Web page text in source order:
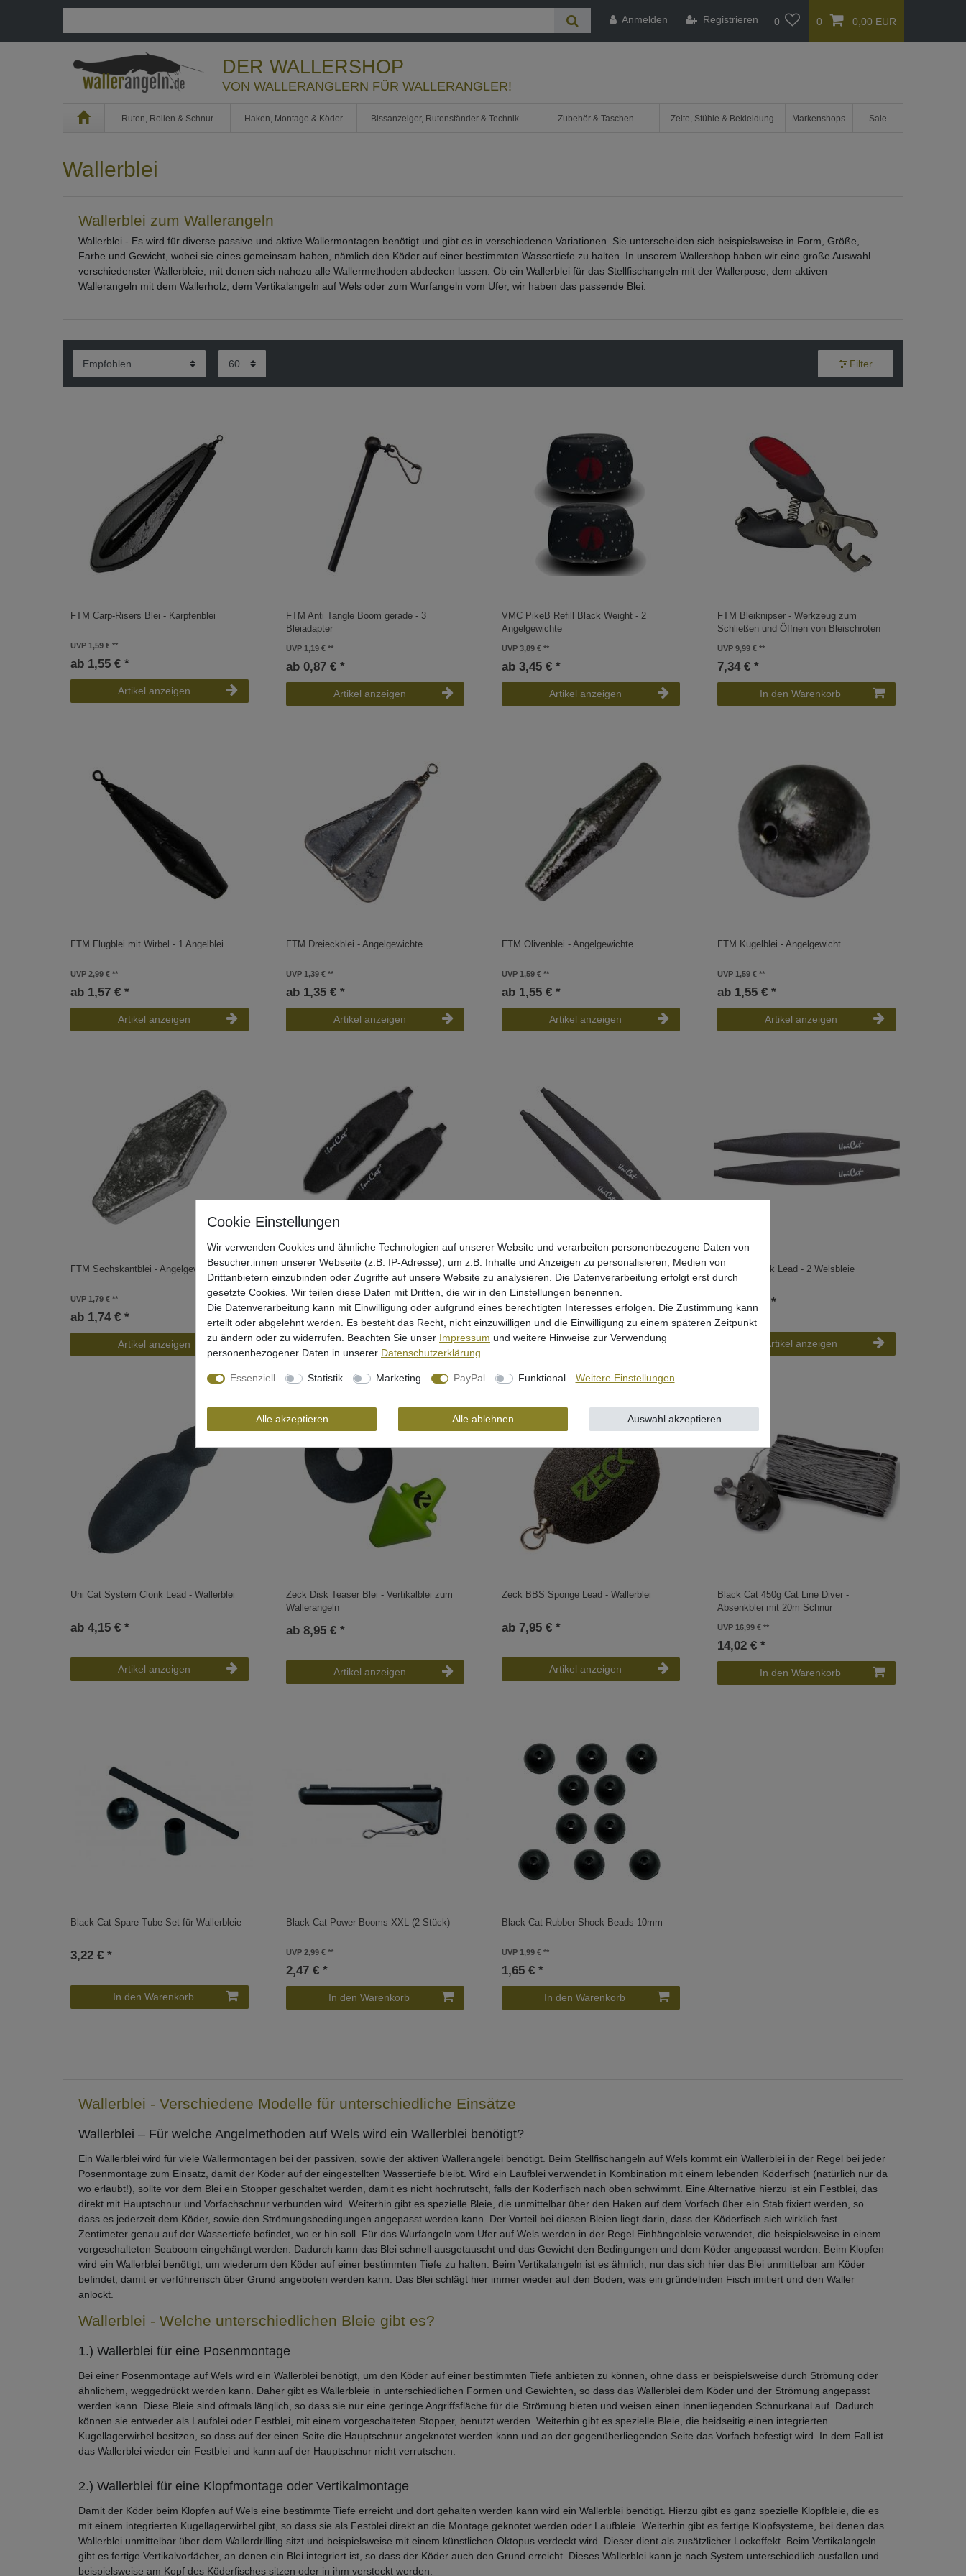
Anmelden Registrieren 0 0 0,00 EUR
DER WALLERSHOP
VON WALLERANGLERN FÜR WALLERANGLER!
Home Ruten, Rollen & Schnur Haken, Montage & Köder Bissanzeiger, Rutenständer & Technik Zubehör & Taschen Zelte, Stühle & Bekleidung Markenshops Sale
Wallerblei
Wallerblei zum Wallerangeln
Wallerblei - Es wird für diverse passive und aktive Wallermontagen benötigt und gibt es in verschiedenen Variationen. Sie unterscheiden sich beispielsweise in Form, Größe,
Farbe und Gewicht, wobei sie eines gemeinsam haben, nämlich den Köder auf einer bestimmten Wassertiefe zu halten. In unserem Wallershop haben wir eine große Auswahl
verschiedenster Wallerbleie, mit denen sich nahezu alle Wallermethoden abdecken lassen. Ob ein Wallerblei für das Stellfischangeln mit der Wallerpose, dem aktiven
Wallerangeln mit dem Wallerholz, dem Vertikalangeln auf Wels oder zum Wurfangeln vom Ufer, wir haben das passende Blei.
Filter
FTM Carp-Risers Blei - Karpfenblei
UVP 1,59 €
ab 1,55 € *
Artikel anzeigen
FTM Anti Tangle Boom gerade - 3
Bleiadapter
UVP 1,19 €
ab 0,87 € *
Artikel anzeigen
VMC PikeB Refill Black Weight - 2
Angelgewichte
UVP 3,89 €
ab 3,45 € *
Artikel anzeigen
FTM Bleiknipser - Werkzeug zum
Schließen und Öffnen von Bleischroten
UVP 9,99 €
7,34 € *
In den Warenkorb
FTM Flugblei mit Wirbel - 1 Angelblei
UVP 2,99 €
ab 1,57 € *
Artikel anzeigen
FTM Dreieckblei - Angelgewichte
UVP 1,39 €
ab 1,35 € *
Artikel anzeigen
FTM Olivenblei - Angelgewichte
UVP 1,59 €
ab 1,55 € *
Artikel anzeigen
FTM Kugelblei - Angelgewicht
UVP 1,59 €
ab 1,55 € *
Artikel anzeigen
FTM Sechskantblei - Angelgewicht
UVP 1,79 €
ab 1,74 € *
Artikel anzeigen
Uni Cat Rattle Clonk Olive - 2 Welsbleie
ab 3,75 € *
Artikel anzeigen
Uni Cat Rattle Clonk Lead - 2 Wallerbleie
ab 5,36 € *
Artikel anzeigen
Uni Cat Clonk Lead - 2 Welsbleie
ab 5,09 € *
Artikel anzeigen
Uni Cat System Clonk Lead - Wallerblei
ab 4,15 € *
Artikel anzeigen
Zeck Disk Teaser Blei - Vertikalblei zum
Wallerangeln
ab 8,95 € *
Artikel anzeigen
Zeck BBS Sponge Lead - Wallerblei
ab 7,95 € *
Artikel anzeigen
Black Cat 450g Cat Line Diver -
Absenkblei mit 20m Schnur
UVP 16,99 €
14,02 € *
In den Warenkorb
Black Cat Spare Tube Set für Wallerbleie
3,22 € *
In den Warenkorb
Black Cat Power Booms XXL (2 Stück)
UVP 2,99 €
2,47 € *
In den Warenkorb
Black Cat Rubber Shock Beads 10mm
UVP 1,99 €
1,65 € *
In den Warenkorb
Wallerblei - Verschiedene Modelle für unterschiedliche Einsätze
Wallerblei – Für welche Angelmethoden auf Wels wird ein Wallerblei benötigt?
Ein Wallerblei wird für viele Wallermontagen bei der passiven, sowie der aktiven Wallerangelei benötigt. Beim Stellfischangeln auf Wels kommt ein Wallerblei in der Regel bei jeder
Posenmontage zum Einsatz, damit der Köder auf der eingestellten Wassertiefe bleibt. Wird ein Laufblei verwendet in Kombination mit einem lebenden Köderfisch (natürlich nur da
wo erlaubt!), sollte vor dem Blei ein Stopper geschaltet werden, damit es nicht hochrutscht, falls der Köderfisch nach oben schwimmt. Eine Alternative hierzu ist ein Festblei, das
direkt mit Hauptschnur und Vorfachschnur verbunden wird. Weiterhin gibt es spezielle Bleie, die unmittelbar über den Haken auf dem Vorfach über ein Stab fixiert werden, so
dass es jederzeit dem Köder, sowie den Strömungsbedingungen angepasst werden kann. Der Vorteil bei diesen Bleien liegt darin, dass der Köderfisch sich wirklich fast
Zentimeter genau auf der Wassertiefe befindet, wo er hin soll. Für das Wurfangeln vom Ufer auf Wels werden in der Regel Einhängebleie verwendet, die beispielsweise in einem
vorgeschalteten Seaboom eingehängt werden. Dadurch kann das Blei schnell ausgetauscht und das Gewicht den Bedingungen und dem Köder angepasst werden. Beim Klopfen
wird ein Wallerblei benötigt, um wiederum den Köder auf einer bestimmten Tiefe zu halten. Beim Vertikalangeln ist es ähnlich, nur das sich hier das Blei unmittelbar am Köder
befindet, damit er verführerisch über Grund angeboten werden kann. Das Blei schlägt hier immer wieder auf den Boden, was ein gründelnden Fisch imitiert und den Waller
anlockt.
Wallerblei - Welche unterschiedlichen Bleie gibt es?
1.) Wallerblei für eine Posenmontage
Bei einer Posenmontage auf Wels wird ein Wallerblei benötigt, um den Köder auf einer bestimmten Tiefe anbieten zu können, ohne dass er beispielsweise durch Strömung oder
ähnlichem, weggedrückt werden kann. Daher gibt es Wallerbleie in unterschiedlichen Formen und Gewichten, so dass das Wallerblei dem Köder und der Strömung angepasst
werden kann. Diese Bleie sind oftmals länglich, so dass sie nur eine geringe Angriffsfläche für die Strömung bieten und weisen einen innenliegenden Schnurkanal auf. Dadurch
können sie entweder als Laufblei oder Festblei, mit einem vorgeschalteten Stopper, benutzt werden. Weiterhin gibt es spezielle Bleie, die beidseitig einen integrierten
Kugellagerwirbel besitzen, so dass auf der einen Seite die Hauptschnur angeknotet werden kann und an der gegenüberliegenden Seite das Vorfach befestigt wird. In dem Fall ist
das Wallerblei wieder ein Festblei und kann auf der Hauptschnur nicht verrutschen.
2.) Wallerblei für eine Klopfmontage oder Vertikalmontage
Damit der Köder beim Klopfen auf Wels eine bestimmte Tiefe erreicht und dort gehalten werden kann wird ein Wallerblei benötigt. Hierzu gibt es ganz spezielle Klopfbleie, die es
mit einem integrierten Kugellagerwirbel gibt, so dass sie als Festblei direkt an die Montage geknotet werden oder Laufbleie. Weiterhin gibt es fertige Klopfsysteme, bei denen das
Wallerblei unmittelbar über dem Wallerdrilling sitzt und beispielsweise mit einem künstlichen Oktopus verdeckt wird. Dieser dient als zusätzlicher Lockeffekt. Beim Vertikalangeln
gibt es fertige Vertikalvorfächer, an denen ein Blei integriert ist, so dass der Köder auch den Grund erreicht. Dieses Wallerblei kann je nach System unterschiedlich ausfallen und
beispielsweise am Kopf des Köderfisches sitzen oder in ihm versteckt werden.
Wir verwenden Cookies und ähnliche Technologien auf unserer Website und verarbeiten personenbezogene Daten von
Besucher:innen unserer Webseite (z.B. IP-Adresse), um z.B. Inhalte und Anzeigen zu personalisieren, Medien von
Drittanbietern einzubinden oder Zugriffe auf unsere Website zu analysieren. Die Datenverarbeitung erfolgt erst durch
gesetzte Cookies. Wir teilen diese Daten mit Dritten, die wir in den Einstellungen benennen.
Die Datenverarbeitung kann mit Einwilligung oder aufgrund eines berechtigten Interesses erfolgen. Die Zustimmung kann
erteilt oder abgelehnt werden. Es besteht das Recht, nicht einzuwilligen und die Einwilligung zu einem späteren Zeitpunkt
zu ändern oder zu widerrufen. Beachten Sie unser Impressum und weitere Hinweise zur Verwendung
personenbezogener Daten in unserer Daten­schutz­erklärung
Essenziell Statistik Marketing PayPal Funktional Weitere Einstellungen
Alle akzeptieren Alle ablehnen Auswahl akzeptieren